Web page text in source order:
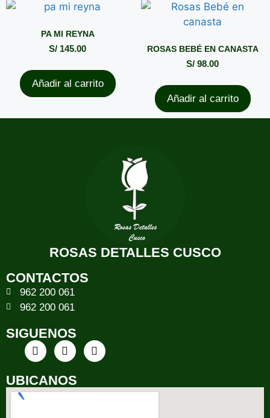
PA MI REYNA
S/ 145.00
Añadir al carrito
ROSAS BEBÉ EN CANASTA
S/ 98.00
Añadir al carrito
ROSAS DETALLES CUSCO
CONTACTOS
962 200 061
962 200 061
SIGUENOS
UBICANOS